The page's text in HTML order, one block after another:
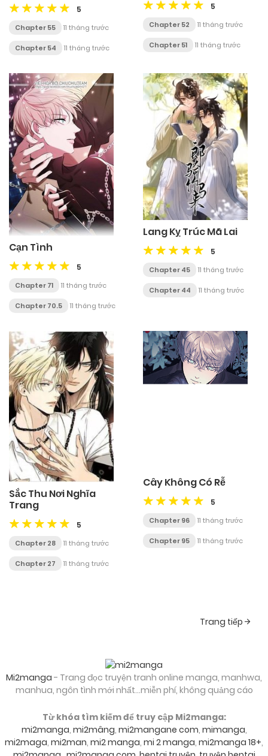
5
Chapter 55 11 tháng trước
Chapter 54 11 tháng trước
5
Chapter 52 11 tháng trước
Chapter 51 11 tháng trước
Cạn Tình
5
Chapter 71 11 tháng trước
Chapter 70.5 11 tháng trước
Lang Kỵ Trúc Mã Lai
5
Chapter 45 11 tháng trước
Chapter 44 11 tháng trước
Sắc Thu Nơi Nghĩa
Trang
5
Chapter 28 11 tháng trước
Chapter 27 11 tháng trước
Cây Không Có Rễ
5
Chapter 96 11 tháng trước
Chapter 95 11 tháng trước
Trang tiếp
Mi2manga - Trang đọc truyện tranh online manga, manhwa,
manhua, ngôn tình mới nhất...miễn phí, không quảng cáo
Từ khóa tìm kiếm để truy cập Mi2manga:
mi2manga, mi2mâng, mi2mangane com, mimanga,
mi2maga, mi2man, mi2 manga, mi 2 manga, mi2manga 18+,